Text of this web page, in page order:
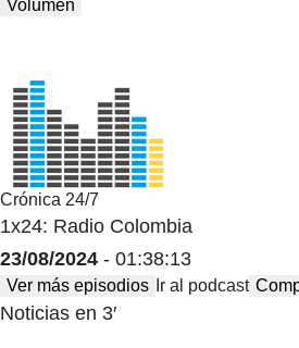
Volumen
Crónica 24/7
1x24: Radio Colombia
23/08/2024 - 01:38:13
Ver más episodios Ir al podcast
Noticias en 3′